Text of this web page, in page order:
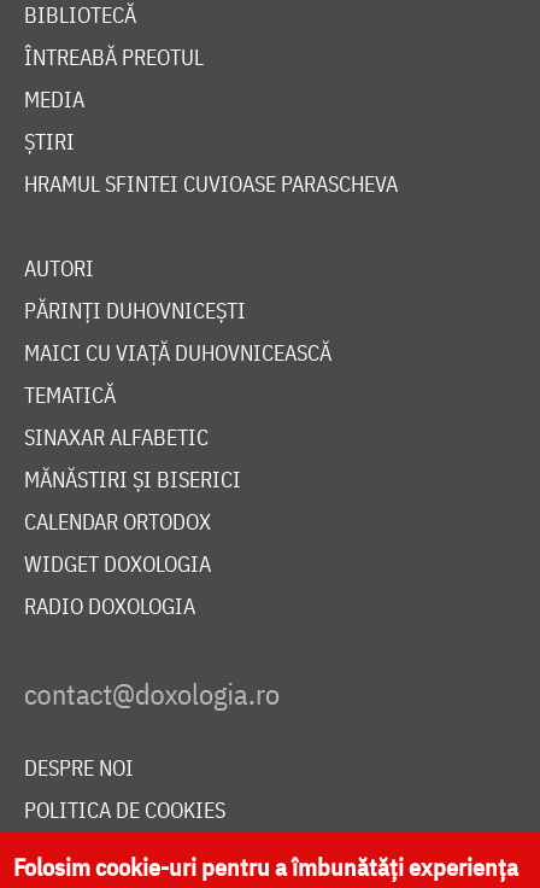
BIBLIOTECĂ
ÎNTREABĂ PREOTUL
MEDIA
ȘTIRI
HRAMUL SFINTEI CUVIOASE PARASCHEVA
AUTORI
PĂRINȚI DUHOVNICEȘTI
MAICI CU VIAȚĂ DUHOVNICEASCĂ
TEMATICĂ
SINAXAR ALFABETIC
MĂNĂSTIRI ȘI BISERICI
CALENDAR ORTODOX
WIDGET DOXOLOGIA
RADIO DOXOLOGIA
DESPRE NOI
POLITICA DE COOKIES
DONEAZĂ ONLINE PENTRU CATEDRALA NAȚIONALĂ
Folosim cookie-uri pentru a îmbunătăți experiența